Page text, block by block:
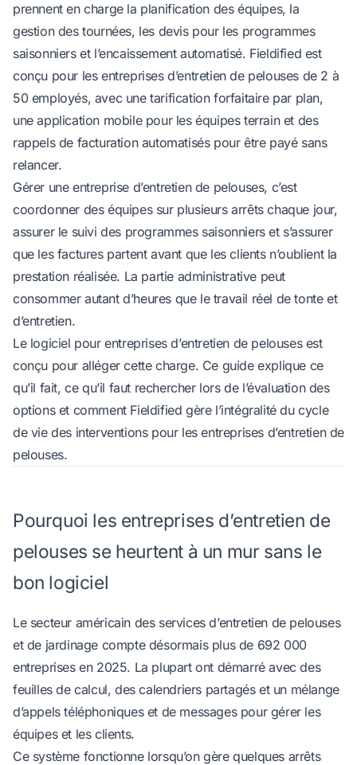
prennent en charge la planification des équipes, la
gestion des tournées, les devis pour les programmes
saisonniers et l’encaissement automatisé. Fieldified est
conçu pour les entreprises d’entretien de pelouses de 2 à
50 employés, avec une tarification forfaitaire par plan,
une application mobile pour les équipes terrain et des
rappels de facturation automatisés pour être payé sans
relancer.
Gérer une entreprise d’entretien de pelouses, c’est
coordonner des équipes sur plusieurs arrêts chaque jour,
assurer le suivi des programmes saisonniers et s’assurer
que les factures partent avant que les clients n’oublient la
prestation réalisée. La partie administrative peut
consommer autant d’heures que le travail réel de tonte et
d’entretien.
Le logiciel pour entreprises d’entretien de pelouses est
conçu pour alléger cette charge. Ce guide explique ce
qu’il fait, ce qu’il faut rechercher lors de l’évaluation des
options et comment Fieldified gère l’intégralité du cycle
de vie des interventions pour les entreprises d’entretien de
pelouses.
Pourquoi les entreprises d’entretien de
pelouses se heurtent à un mur sans le
bon logiciel
Le secteur américain des services d’entretien de pelouses
et de jardinage compte désormais plus de 692 000
entreprisesen 2025. La plupart ont démarré avec des
feuilles de calcul, des calendriers partagés et un mélange
d’appels téléphoniques et de messages pour gérer les
équipes et les clients.
Ce système fonctionne lorsqu’on gère quelques arrêts